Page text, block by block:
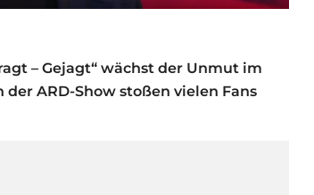
– Gejagt“ wächst der Unmut im
ARD-Show stoßen vielen Fans